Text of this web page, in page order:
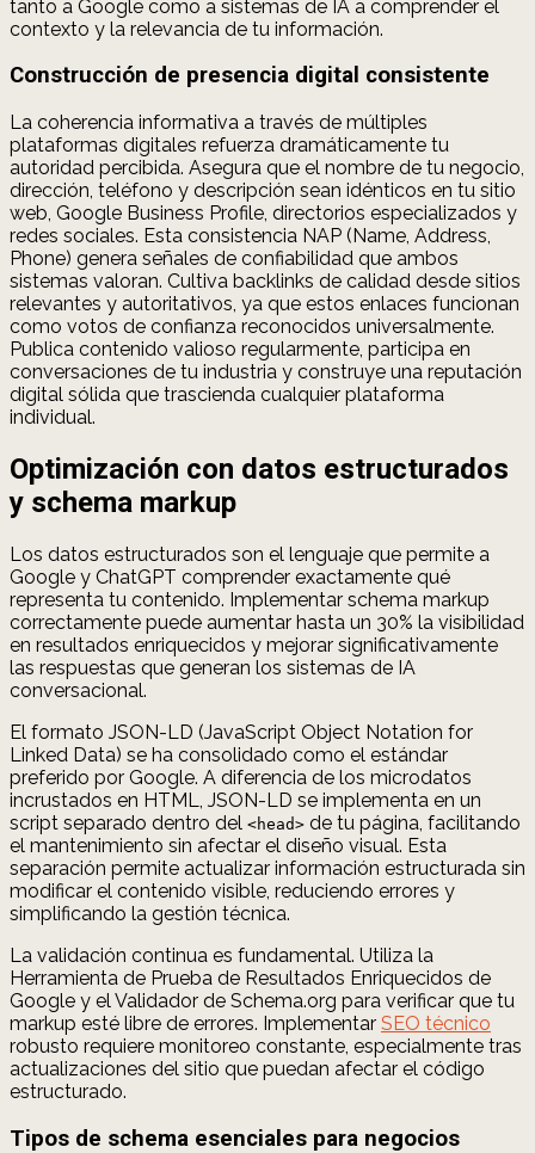
tanto a Google como a sistemas de IA a comprender el
contexto y la relevancia de tu información.
Construcción de presencia digital consistente
La coherencia informativa a través de múltiples
plataformas digitales refuerza dramáticamente tu
autoridad percibida. Asegura que el nombre de tu negocio,
dirección, teléfono y descripción sean idénticos en tu sitio
web, Google Business Profile, directorios especializados y
redes sociales. Esta consistencia NAP (Name, Address,
Phone) genera señales de confiabilidad que ambos
sistemas valoran. Cultiva backlinks de calidad desde sitios
relevantes y autoritativos, ya que estos enlaces funcionan
como votos de confianza reconocidos universalmente.
Publica contenido valioso regularmente, participa en
conversaciones de tu industria y construye una reputación
digital sólida que trascienda cualquier plataforma
individual.
Optimización con datos estructurados
y schema markup
Los datos estructurados son el lenguaje que permite a
Google y ChatGPT comprender exactamente qué
representa tu contenido. Implementar schema markup
correctamente puede aumentar hasta un 30% la visibilidad
en resultados enriquecidos y mejorar significativamente
las respuestas que generan los sistemas de IA
conversacional.
El formato JSON-LD (JavaScript Object Notation for
Linked Data) se ha consolidado como el estándar
preferido por Google. A diferencia de los microdatos
incrustados en HTML, JSON-LD se implementa en un
script separado dentro del <head> de tu página, facilitando
el mantenimiento sin afectar el diseño visual. Esta
separación permite actualizar información estructurada sin
modificar el contenido visible, reduciendo errores y
simplificando la gestión técnica.
La validación continua es fundamental. Utiliza la
Herramienta de Prueba de Resultados Enriquecidos de
Google y el Validador de Schema.org para verificar que tu
markup esté libre de errores. Implementar SEO técnico
robusto requiere monitoreo constante, especialmente tras
actualizaciones del sitio que puedan afectar el código
estructurado.
Tipos de schema esenciales para negocios